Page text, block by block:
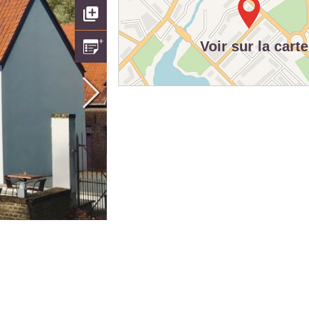
Voir sur la carte